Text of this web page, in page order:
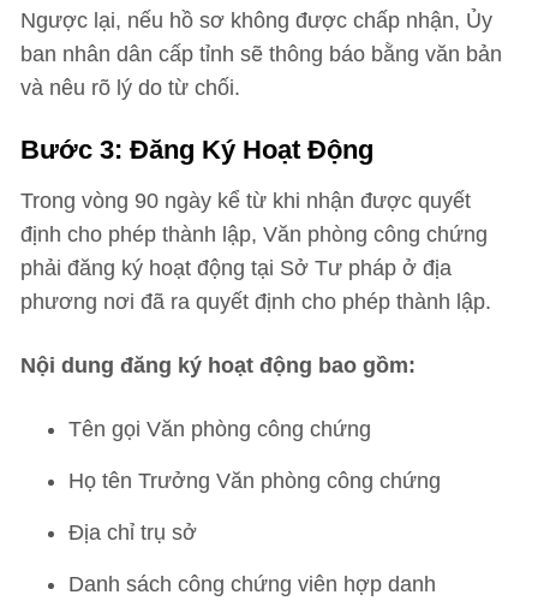
Ngược lại, nếu hồ sơ không được chấp nhận, Ủy
ban nhân dân cấp tỉnh sẽ thông báo bằng văn bản
và nêu rõ lý do từ chối.
Bước 3: Đăng Ký Hoạt Động
Trong vòng 90 ngày kể từ khi nhận được quyết
định cho phép thành lập, Văn phòng công chứng
phải đăng ký hoạt động tại Sở Tư pháp ở địa
phương nơi đã ra quyết định cho phép thành lập.
Nội dung đăng ký hoạt động bao gồm:
Tên gọi Văn phòng công chứng
Họ tên Trưởng Văn phòng công chứng
Địa chỉ trụ sở
Danh sách công chứng viên hợp danh